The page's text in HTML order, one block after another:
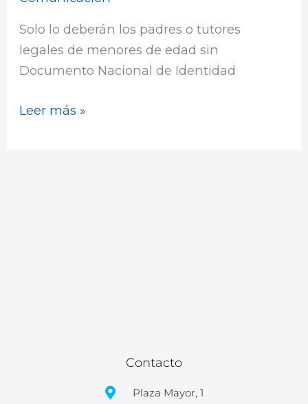
Solo lo deberán los padres o tutores
legales de menores de edad sin
Documento Nacional de Identidad
edad
sin
DNI
Leer más »
Contacto
Plaza Mayor, 1